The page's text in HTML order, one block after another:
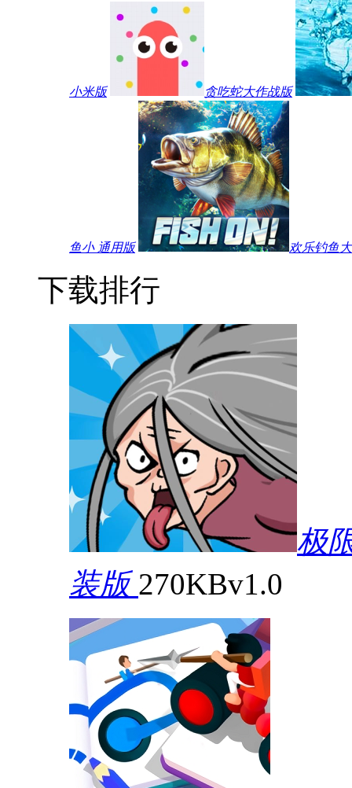
小米版 贪吃蛇大作战版
鱼小 通用版 欢乐钓鱼
下载排行
极
装版 270KBv1.0